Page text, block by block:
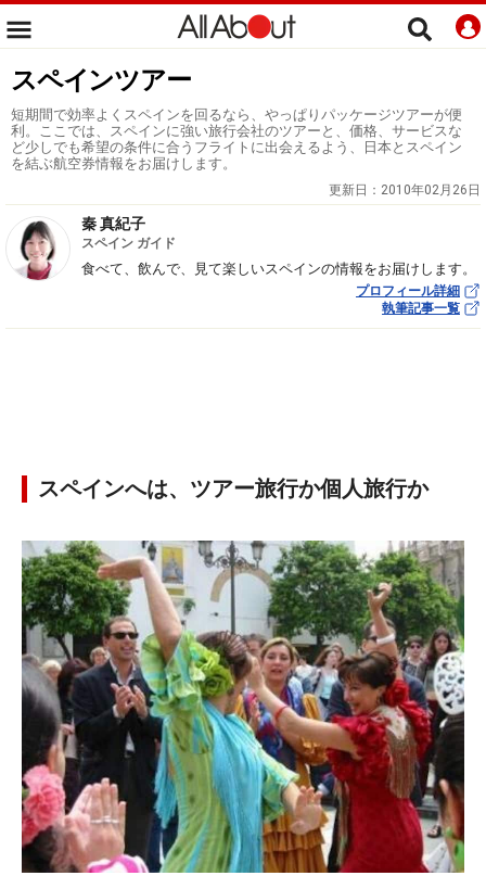
スペインツアー
短期間で効率よくスペインを回るなら、やっぱりパッケージツアーが便
利。ここでは、スペインに強い旅行会社のツアーと、価格、サービスな
ど少しでも希望の条件に合うフライトに出会えるよう、日本とスペイン
を結ぶ航空券情報をお届けします。
更新日： 2010年02月26日
秦 真紀子
スペイン ガイド
食べて、飲んで、見て楽しいスペインの情報をお届けします。
プロフィール詳細
執筆記事一覧
スペインへは、ツアー旅行か個人旅行か